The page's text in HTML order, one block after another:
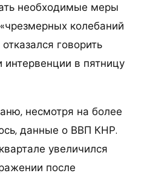
необходимые меры
колебаний
говорить
в пятницу
несмотря на более
данные о ВВП КНР.
увеличился
после